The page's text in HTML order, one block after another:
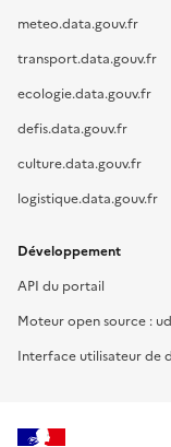
meteo.data.gouv.fr
transport.data.gouv.fr
ecologie.data.gouv.fr
defis.data.gouv.fr
culture.data.gouv.fr
logistique.data.gouv.fr
Développement
API du portail
Moteur open source :
Interface utilisateur de